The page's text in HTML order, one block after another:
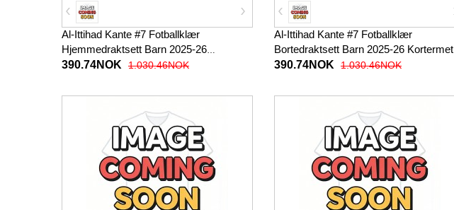
Al-Ittihad Kante #7 Fotballklær
Hjemmedraktsett Barn 2025-26
Kortermet (+ korte bukser)
390.74NOK 1.030.46NOK
Al-Ittihad Kante #7 Fotballklær
Bortedraktsett Barn 2025-26 Kortermet
(+ korte bukser)
390.74NOK 1.030.46NOK